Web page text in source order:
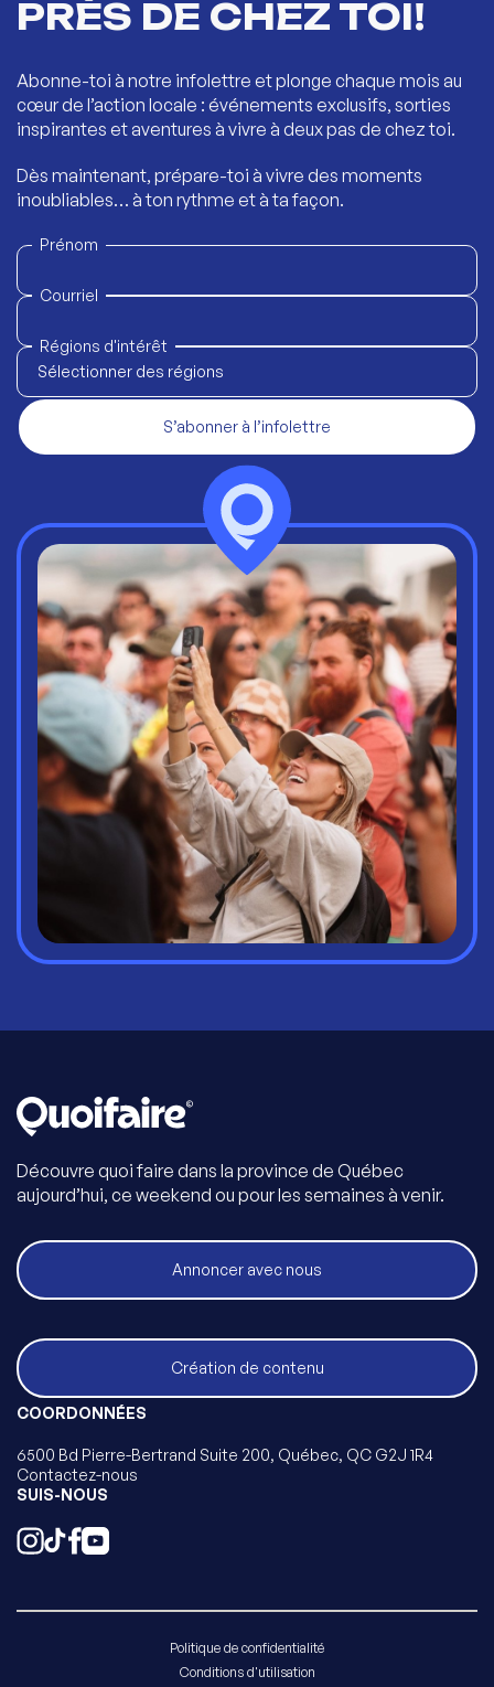
PRÈS DE CHEZ TOI!
Abonne-toi à notre infolettre et plonge chaque mois au
cœur de l’action locale : événements exclusifs, sorties
inspirantes et aventures à vivre à deux pas de chez toi.
Dès maintenant, prépare-toi à vivre des moments
inoubliables… à ton rythme et à ta façon.
Prénom
Courriel
Régions d'intérêt
Sélectionner des régions
S’abonner à l’infolettre
Découvre quoi faire dans la province de Québec
aujourd’hui, ce weekend ou pour les semaines à venir.
Annoncer avec nous
Création de contenu
COORDONNÉES
6500 Bd Pierre-Bertrand Suite 200, Québec, QC G2J 1R4
Contactez-nous
SUIS-NOUS
Politique de confidentialité
Conditions d'utilisation